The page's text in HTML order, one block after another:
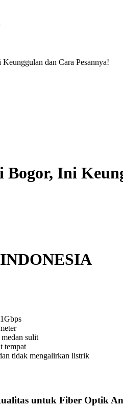
dan Cara Pesannya!
Ini
sulit
tempat
tidak mengalirkan listrik
untuk Fiber Optik